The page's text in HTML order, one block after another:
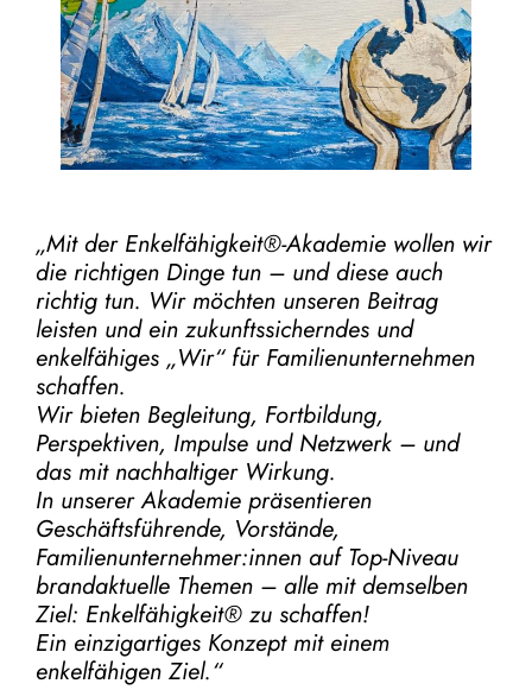
„Mit der Enkelfähigkeit®-Akademiewollen wir
die richtigen Dinge tun – und diese auch
richtig tun. Wir möchten unseren Beitrag
leisten und ein zukunftssicherndes und
enkelfähiges „Wir“ für Familienunternehmen
schaffen.
Wir bieten Begleitung, Fortbildung,
Perspektiven, Impulse und Netzwerk – und
das mit nachhaltiger Wirkung.
In unserer Akademie präsentieren
Geschäftsführende, Vorstände,
Familienunternehmer:innen auf Top-Niveau
brandaktuelle Themen – alle mit demselben
Ziel: Enkelfähigkeit® zu schaffen!
Ein einzigartiges Konzept mit einem
enkelfähigen Ziel.“